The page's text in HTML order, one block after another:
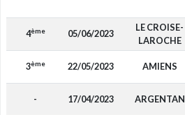
4ème 05/06/2023
LE CROISE-
LAROCHE
3ème 22/05/2023 AMIENS
- 17/04/2023 ARGENTAN